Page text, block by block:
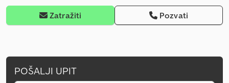
Zatražiti Pozvati
POŠALJI UPIT